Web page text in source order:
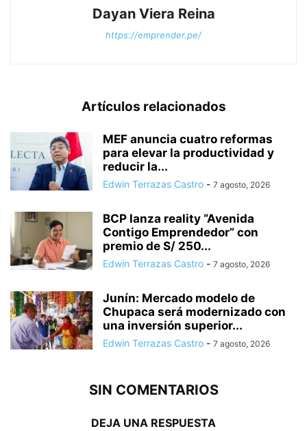
Dayan Viera Reina
https://emprender.pe/
Artículos relacionados
MEF anuncia cuatro reformas
para elevar la productividad y
reducir la...
Edwin Terrazas Castro - 7 agosto, 2026
BCP lanza reality “Avenida
Contigo Emprendedor” con
premio de S/ 250...
Edwin Terrazas Castro - 7 agosto, 2026
Junín: Mercado modelo de
Chupaca será modernizado con
una inversión superior...
Edwin Terrazas Castro - 7 agosto, 2026
SIN COMENTARIOS
DEJA UNA RESPUESTA